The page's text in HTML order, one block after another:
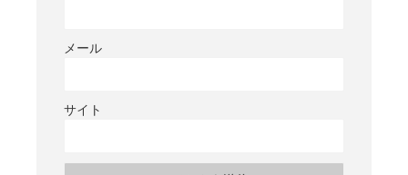
メール
サイト